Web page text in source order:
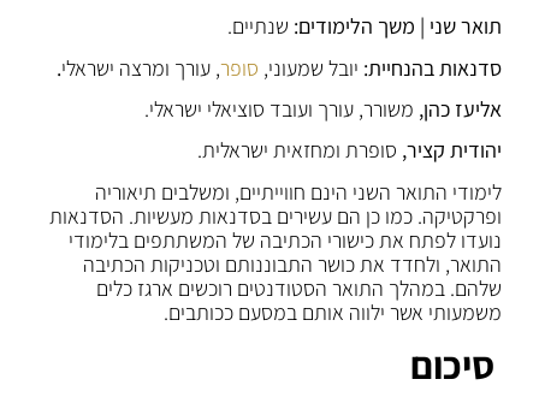
תואר שני | משך הלימודים: שנתיים.
סדנאות בהנחיית: יובל שמעוני, סופר, עורך ומרצה ישראלי.
אליעז כהן, משורר, עורך ועובד סוציאלי ישראלי.
יהודית קציר, סופרת ומחזאית ישראלית.
לימודי התואר השני הינם חווייתיים, ומשלבים תיאוריה
ופרקטיקה. כמו כן הם עשירים בסדנאות מעשיות. הסדנאות
נועדו לפתח את כישורי הכתיבה של המשתתפים בלימודי
התואר, ולחדד את כושר התבוננותם וטכניקות הכתיבה
שלהם. במהלך התואר הסטודנטים רוכשים ארגז כלים
משמעותי אשר ילווה אותם במסעם ככותבים.
סיכום